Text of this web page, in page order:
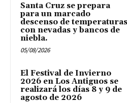
Santa Cruz se prepara
para un marcado
descenso de temperaturas
con nevadas y bancos de
niebla.
05/08/2026
El Festival de Invierno
2026 en Los Antiguos se
realizará los días 8 y 9 de
agosto de 2026